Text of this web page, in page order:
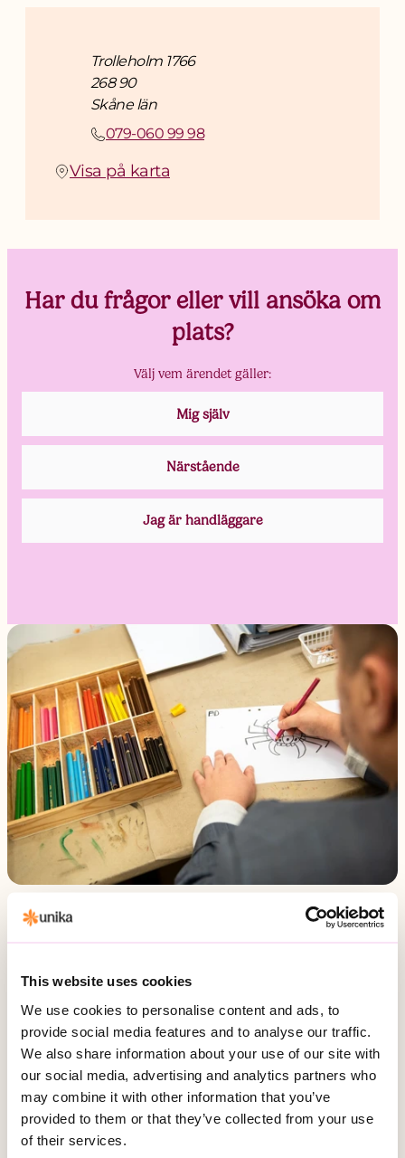
This website uses cookies
We use cookies to personalise content and ads, to
provide social media features and to analyse our traffic.
We also share information about your use of our site with
our social media, advertising and analytics partners who
may combine it with other information that you’ve
provided to them or that they’ve collected from your use
of their services.
AdressTrolleholm 1766
268 90
Skåne län
Telefon079-060 99 98
Visa på karta(Öppnas i ny flik)
För dig som tillhör personkrets 1, enligt
LSS
På Unika Rökaholms gård, mellan Billinge och Trolleholm,
erbjuder vi ett boende i en trygg och vacker miljö där du
har möjlighet att utvecklas och känna sammanhang,
meningsfullhet och delaktighet. Vi vänder oss till dig som
tillhör personkrets 1, enligt LSS. Din upplevelse av att få ett
gott bemötande och känna trygghet är en förutsättning
för att andra delar i livet ska fungera så som på arbetet, i
fritiden och i sociala gemenskaper.